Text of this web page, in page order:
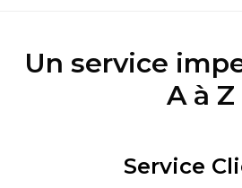
Un service
A à Z
Service